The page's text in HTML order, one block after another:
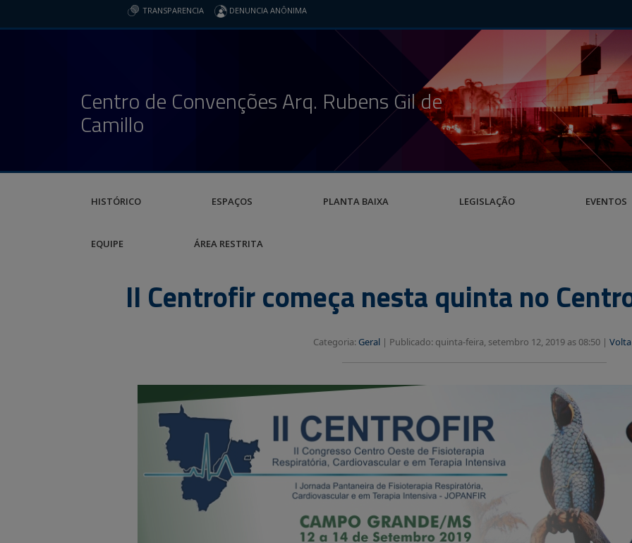
TRANSPARENCIA DENUNCIA ANÔNIMA
Centro de Convenções Arq. Rubens Gil de
Camillo
HISTÓRICO ESPAÇOS PLANTA BAIXA LEGISLAÇÃO EVENTOS
EQUIPE ÁREA RESTRITA
II Centrofir começa nesta quinta no
Categoria: Geral | Publicado: quinta-feira, setembro 12, 2019 as 08:50 |